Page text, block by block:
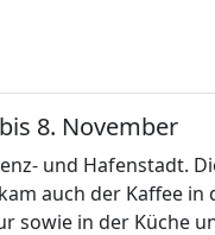
8. November
und Hafenstadt.
auch der Kaffee in
sowie in der Küche